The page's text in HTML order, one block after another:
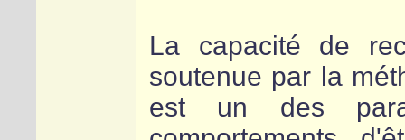
La capacité de
soutenue par la
est un des